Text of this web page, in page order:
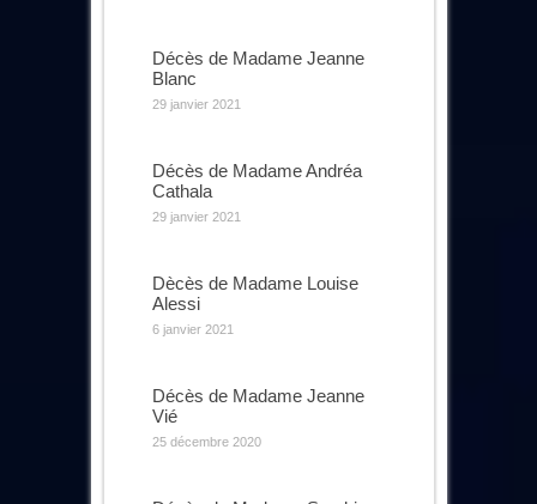
Décès de Madame Jeanne
Blanc
29 janvier 2021
Décès de Madame Andréa
Cathala
29 janvier 2021
Dècès de Madame Louise
Alessi
6 janvier 2021
Décès de Madame Jeanne
Vié
25 décembre 2020